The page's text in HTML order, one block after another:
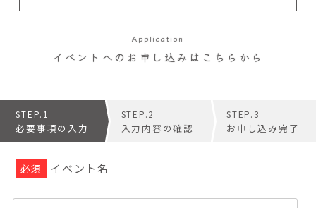
Application
イベントへのお申し込みはこちらから
STEP.1
必要事項の入力
STEP.2
入力内容の確認
STEP.3
お申し込み完了
必須 イベント名